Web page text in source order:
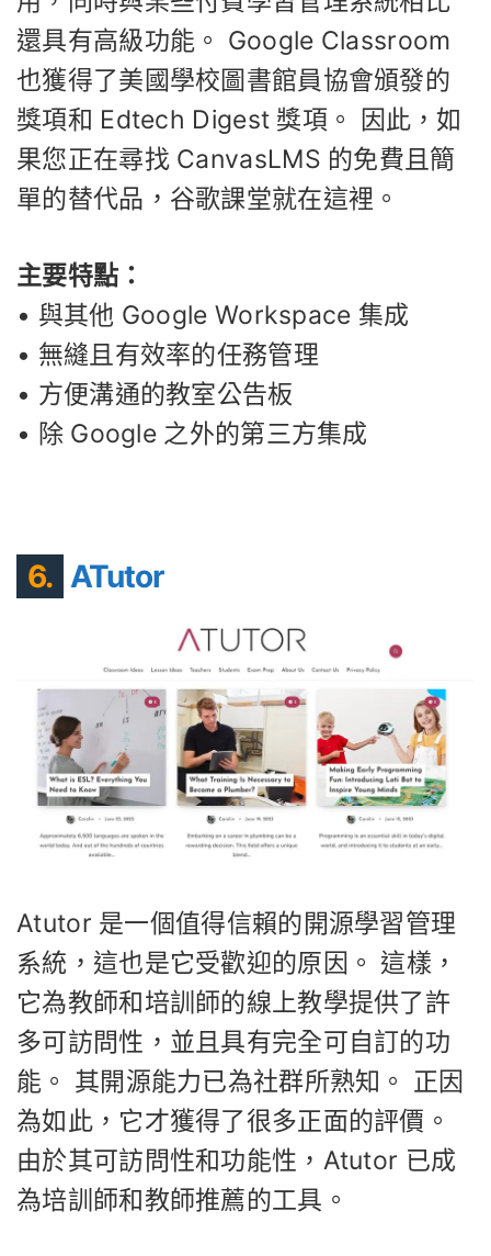
還具有高級功能。 Google Classroom
也獲得了美國學校圖書館員協會頒發的
獎項和 Edtech Digest 獎項。 因此，如
果您正在尋找 CanvasLMS 的免費且簡
單的替代品，谷歌課堂就在這裡。
主要特點：
• 與其他 Google Workspace 集成
• 無縫且有效率的任務管理
• 方便溝通的教室公告板
• 除 Google 之外的第三方集成
6. ATutor
Atutor 是一個值得信賴的開源學習管理
系統，這也是它受歡迎的原因。 這樣，
它為教師和培訓師的線上教學提供了許
多可訪問性，並且具有完全可自訂的功
能。 其開源能力已為社群所熟知。 正因
為如此，它才獲得了很多正面的評價。
由於其可訪問性和功能性，Atutor 已成
為培訓師和教師推薦的工具。